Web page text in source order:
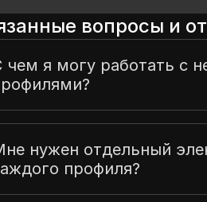
вопросы и
чем я могу работать с
нужен отдельный
профиля?